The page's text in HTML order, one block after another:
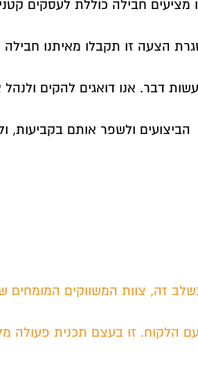
מציעים חבילה כוללת לעסקים
הצעה זו תקבלו מאיתנו
דבר. אנו דואגים להקים
הביצועים ולשפר אותם בקביעות,
זה, צוות המשווקים המומחים
הלקוח. זו בעצם תכנית פעולה